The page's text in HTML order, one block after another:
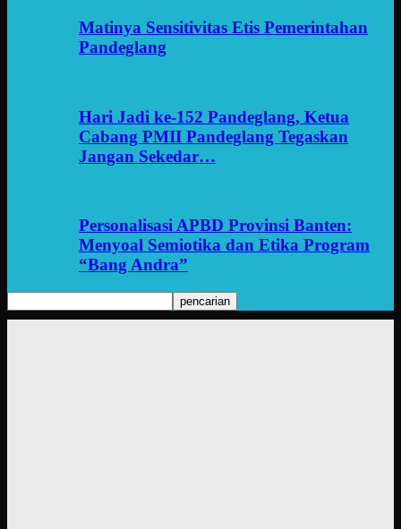
Matinya Sensitivitas Etis Pemerintahan
Pandeglang
Hari Jadi ke-152 Pandeglang, Ketua
Cabang PMII Pandeglang Tegaskan
Jangan Sekedar…
Personalisasi APBD Provinsi Banten:
Menyoal Semiotika dan Etika Program
“Bang Andra”